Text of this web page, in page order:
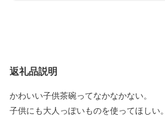
返礼品説明
かわいい子供茶碗ってなかなかない。
子供にも大人っぽいものを使ってほしい。